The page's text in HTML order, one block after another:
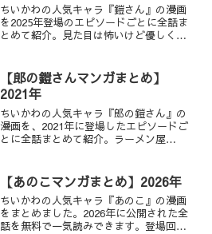
ちいかわの人気キャラ『鎧さん』の漫画
を2025年登場のエピソードごとに全話ま
とめて紹介。見た目は怖いけど優しく物
【郎の鎧さんマンガまとめ】
2021年
ちいかわの人気キャラ『郎の鎧さん』の
漫画を、2021年に登場したエピソードご
とに全話まとめて紹介。ラーメン屋
注目。全話無料で一気読みできます！
【あのこマンガまとめ】2026年
ちいかわの人気キャラ『あのこ』の漫画
をまとめました。2026年に公開された全
話を無料で一気読みできます。登場回や